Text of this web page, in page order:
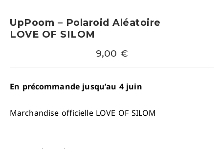
UpPoom – Polaroid Aléatoire
LOVE OF SILOM
9,00 €
En précommande jusqu’au 4 juin
Marchandise officielle LOVE OF SILOM